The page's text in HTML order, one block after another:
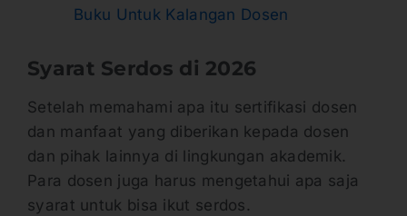
Buku Untuk Kalangan Dosen
Syarat Serdos di 2026
Setelah memahami apa itu sertifikasi dosen
dan manfaat yang diberikan kepada dosen
dan pihak lainnya di lingkungan akademik.
Para dosen juga harus mengetahui apa saja
syarat untuk bisa ikut serdos.